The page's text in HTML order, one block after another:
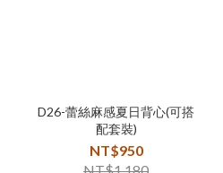
D26-蕾絲麻感夏日背心(可搭
配套裝)
NT$950